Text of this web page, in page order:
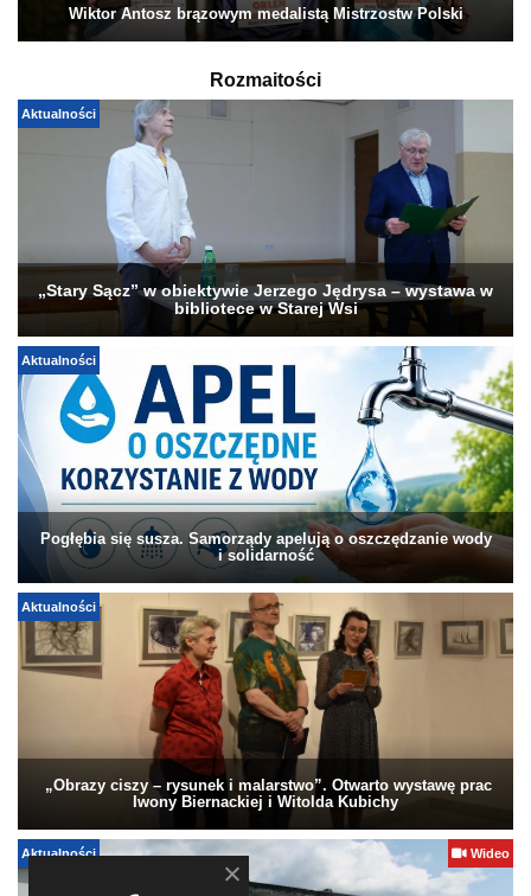
Wiktor Antosz brązowym medalistą Mistrzostw Polski
Rozmaitości
Aktualności
„Stary Sącz” w obiektywie Jerzego Jędrysa – wystawa w
bibliotece w Starej Wsi
Aktualności
Pogłębia się susza. Samorządy apelują o oszczędzanie wody
i solidarność
Aktualności
„Obrazy ciszy – rysunek i malarstwo”. Otwarto wystawę prac
Iwony Biernackiej i Witolda Kubichy
Aktualności Wideo